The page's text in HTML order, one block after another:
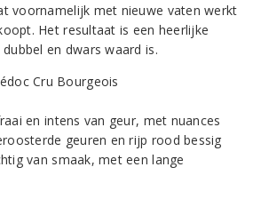
voornamelijk met nieuwe vaten werkt
Het resultaat is een heerlijke
dubbel en dwars waard is.
en intens van geur, met nuances
geuren en rijp rood bessig
van smaak, met een lange